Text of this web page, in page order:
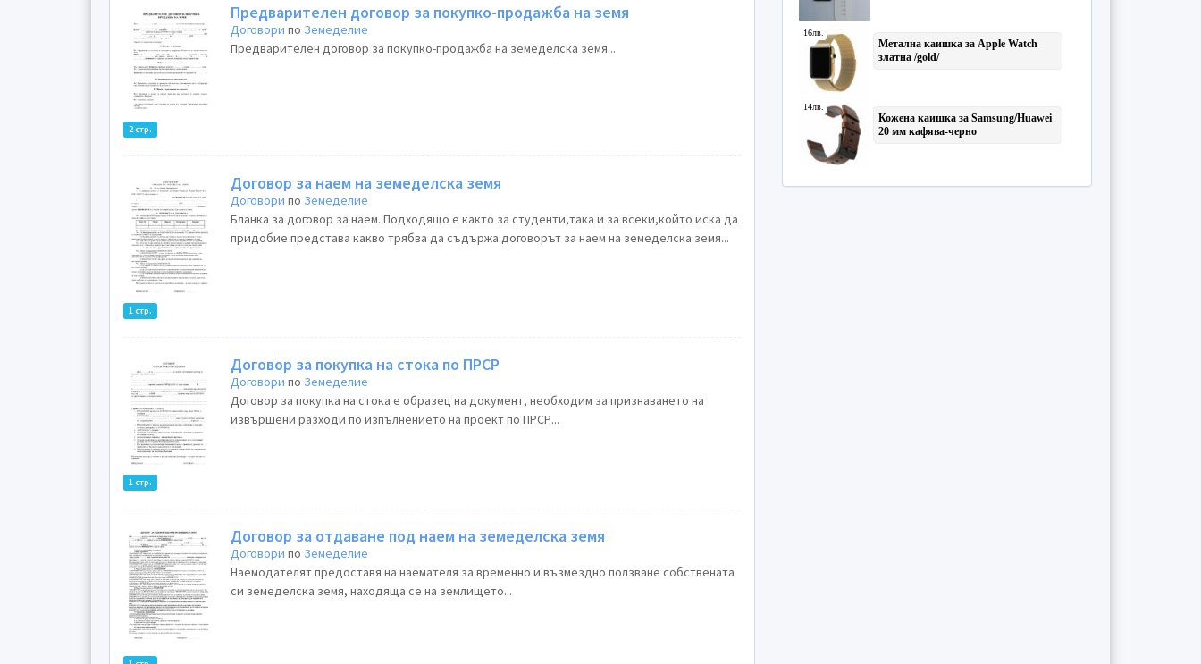
2 стр.
Предварителен договор за покупко-продажба на земя
Договори по Земеделие
Предварителен договор за покупко-продажба на земеделска земя...
1 стр.
Договор за наем на земеделска земя
Договори по Земеделие
Бланка за договор за наем. Подходящо е както за студенти,така и за всеки,който иска да
придобие представа какво трябва да съдържа договорът за наем на земеделска земя...
1 стр.
Договор за покупка на стока по ПРСР
Договори по Земеделие
Договор за покупка на стока е образец на документ, необходим за признаването на
извършени разходи по изпълнението на проект по ПРСР...
Договор за отдаване под наем на земеделска земя
Договори по Земеделие
Наемодателят предоставя на наемателя за временно и възмездно ползване собствената
си земеделска земя, находяща се на землището...